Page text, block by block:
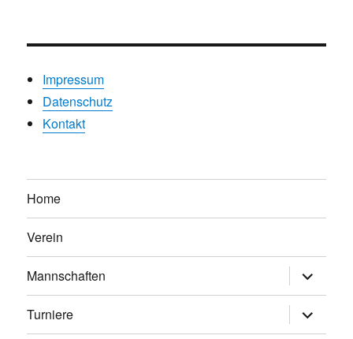
Impressum
Datenschutz
Kontakt
Home
Verein
Mannschaften
anzeigen
Turniere
anzeigen